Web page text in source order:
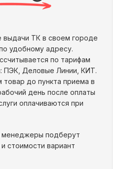
выдачи ТК в своем городе
удобному адресу.
по тарифам
ПЭК, Деловые Линии, КИТ.
до пункта приема в
день после оплаты
оплачиваются при
менеджеры подберут
стоимости вариант